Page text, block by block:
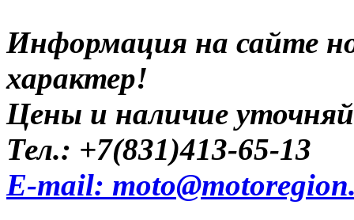
Информация на сайте
характер!
Цены и наличие
Тел.: +7(831)413-65-13
E-mail: